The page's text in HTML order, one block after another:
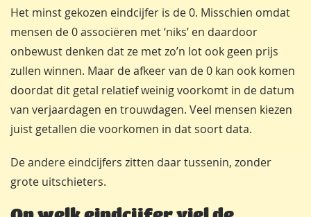
Het minst gekozen eindcijfer is de 0. Misschien omdat
mensen de 0 associëren met ‘niks’ en daardoor
onbewust denken dat ze met zo’n lot ook geen prijs
zullen winnen. Maar de afkeer van de 0 kan ook komen
doordat dit getal relatief weinig voorkomt in de datum
van verjaardagen en trouwdagen. Veel mensen kiezen
juist getallen die voorkomen in dat soort data.
De andere eindcijfers zitten daar tussenin, zonder
grote uitschieters.